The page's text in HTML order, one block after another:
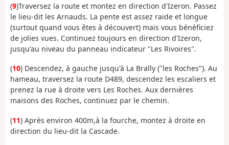
(9)Traversez la route et montez en direction d'Izeron. Passez
le lieu-dit les Arnauds. La pente est assez raide et longue
(surtout quand vous êtes à découvert) mais vous bénéficiez
de jolies vues. Continuez toujours en direction d'Izeron,
jusqu'au niveau du panneau indicateur "Les Rivoires".
(10) Descendez, à gauche jusqu'à La Brally ("les Roches"). Au
hameau, traversez la route D489, descendez les escaliers et
prenez la rue à droite vers Les Roches. Aux dernières
maisons des Roches, continuez par le chemin.
(11) Après environ 400m,à la fourche, montez à droite en
direction du lieu-dit la Cascade.